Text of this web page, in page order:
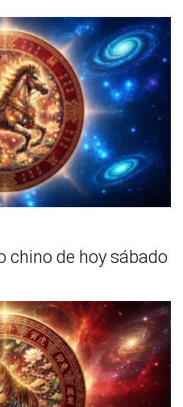
chino de hoy sábado